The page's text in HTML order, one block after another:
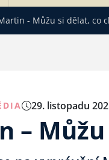
- Můžu si dělat, co
29. listopadu
–